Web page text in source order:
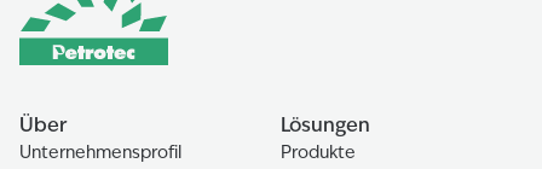
Über
Unternehmensprofil
Lösungen
Produkte